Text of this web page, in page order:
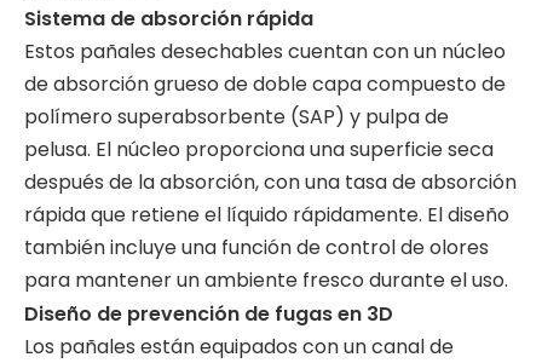
Sistema de absorción rápida
Estos pañales desechables cuentan con un núcleo
de absorción grueso de doble capa compuesto de
polímero superabsorbente (SAP) y pulpa de
pelusa. El núcleo proporciona una superficie seca
después de la absorción, con una tasa de absorción
rápida que retiene el líquido rápidamente. El diseño
también incluye una función de control de olores
para mantener un ambiente fresco durante el uso.
Diseño de prevención de fugas en 3D
Los pañales están equipados con un canal de